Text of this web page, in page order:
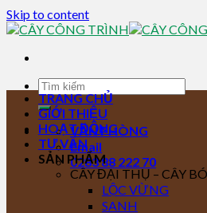
Skip to content
VĂN PHÒNG
Email
0283 88 222 70
TRANG CHỦ
GIỚI THIỆU
HOẠT ĐỘNG
TƯ VẤN
SẢN PHẨM
CÂY ĐẠI THỤ – CÂY
LỘC VỪNG
SANH